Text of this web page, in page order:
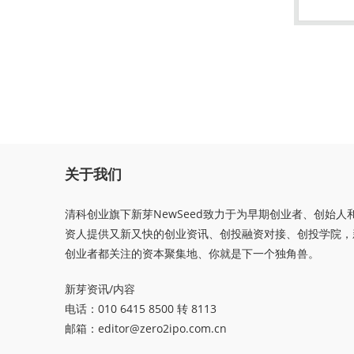
关于我们
清科创业旗下新芽NewSeed致力于为早期创业者、创始人
资人提供又新又快的创业资讯、创投融资对接、创投学院
创业者都关注的资本聚集地、你就是下一个独角兽。
新芽资讯/内容
电话：010 6415 8500 转 8113
邮箱： editor@zero2ipo.com.cn